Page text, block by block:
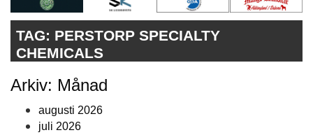
ANNONSERA
TAG: PERSTORP SPECIALTY
CHEMICALS
Arkiv: Månad
augusti 2026
juli 2026